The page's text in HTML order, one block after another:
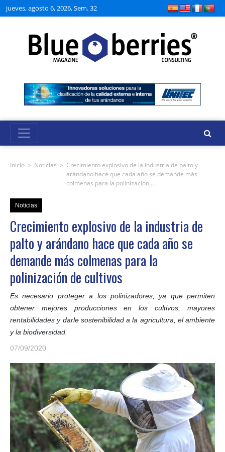
jueves, agosto 6, 2026, Sem. 32
Inicio > Noticias > Crecimiento explosivo de la industria de palto y
arándano hace que cada año se demande más
colmenas para la polinización…
Noticias
Crecimiento explosivo de la industria de
palto y arándano hace que cada año se
demande más colmenas para la
polinización de cultivos
Es necesario proteger a los polinizadores, ya que permiten
obtener mejores producciones en los cultivos, mayores
rentabilidades y darle sostenibilidad a la agricultura, el ambiente
y la biodiversidad.
07/09/2020